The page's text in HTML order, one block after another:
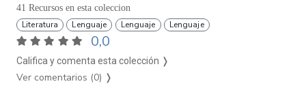
41 Recursos en esta coleccion
Literatura Lenguaje Lenguaje Lenguaje
0,0
Califica y comenta esta colección ❭
Ver comentarios (0) ❭